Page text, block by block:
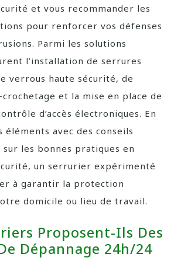
et vous recommander les
pour renforcer vos défenses
Parmi les solutions
l’installation de serrures
verrous haute sécurité, de
et la mise en place de
d’accès électroniques. En
éléments avec des conseils
sur les bonnes pratiques en
un serrurier expérimenté
à garantir la protection
domicile ou lieu de travail.
Proposent-Ils Des
Dépannage 24h/24